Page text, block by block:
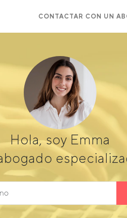
CONTACTAR CON UN
Hola, soy Emma